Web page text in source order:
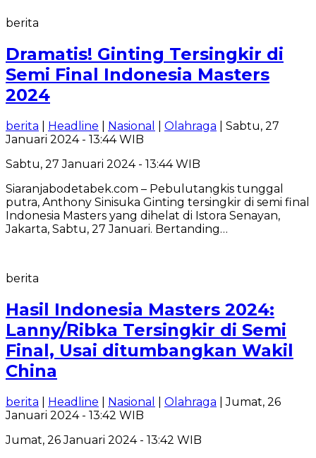
berita
Dramatis! Ginting Tersingkir di
Semi Final Indonesia Masters
2024
berita Headline Nasional Olahraga | Sabtu, 27
Januari 2024 - 13:44 WIB
Sabtu, 27 Januari 2024 - 13:44 WIB
Siaranjabodetabek.com – Pebulutangkis tunggal
putra, Anthony Sinisuka Ginting tersingkir di semi final
Indonesia Masters yang dihelat di Istora Senayan,
Jakarta, Sabtu, 27 Januari. Bertanding…
berita
Hasil Indonesia Masters 2024:
Lanny/Ribka Tersingkir di Semi
Final, Usai ditumbangkan Wakil
China
berita Headline Nasional Olahraga | Jumat, 26
Januari 2024 - 13:42 WIB
Jumat, 26 Januari 2024 - 13:42 WIB